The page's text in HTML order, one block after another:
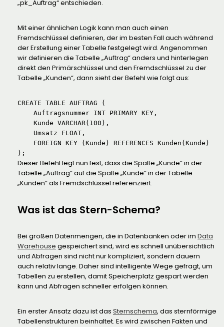
„pk_Auftrag“ entschieden.
Mit einer ähnlichen Logik kann man auch einen
Fremdschlüssel definieren, der im besten Fall auch während
der Erstellung einer Tabelle festgelegt wird. Angenommen
wir definieren die Tabelle „Auftrag“ anders und hinterlegen
direkt den Primärschlüssel und den Fremdschlüssel zu der
Tabelle „Kunden“, dann sieht der Befehl wie folgt aus:
CREATE TABLE AUFTRAG (
Kunde VARCHAR(100),
Umsatz FLOAT,
FOREIGN KEY (Kunde) REFERENCES Kunden(Kunde)
);
Dieser Befehl legt nun fest, dass die Spalte „Kunde“ in der
Tabelle „Auftrag“ auf die Spalte „Kunde“ in der Tabelle
„Kunden“ als Fremdschlüssel referenziert.
Was ist das Stern-Schema?
Bei großen Datenmengen, die in Datenbanken oder im Data
Warehouse gespeichert sind, wird es schnell unübersichtlich
und Abfragen sind nicht nur kompliziert, sondern dauern
auch relativ lange. Daher sind intelligente Wege gefragt, um
Tabellen zu erstellen, damit Speicherplatz gespart werden
kann und Abfragen schneller erfolgen können.
Ein erster Ansatz dazu ist das Sternschema, das sternförmige
Tabellenstrukturen beinhaltet. Es wird zwischen Fakten und